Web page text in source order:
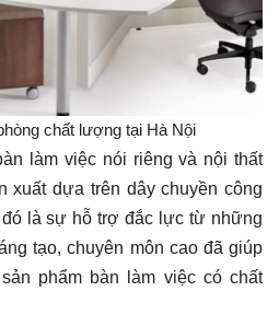
chất lượng tại Hà Nội
làm việc nói riêng và nội thất
xuất dựa trên dây chuyền công
là sự hỗ trợ đắc lực từ những
tạo, chuyên môn cao đã giúp
phẩm bàn làm việc có chất